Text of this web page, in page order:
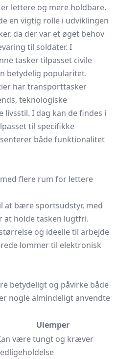
lettere og mere holdbare.
en vigtig rolle i udviklingen
da der var et øget behov
til soldater. I
tasker tilpasset civile
betydelig popularitet.
har transporttasker
teknologiske
I dag kan de findes i
til specifikke
både funktionalitet
flere rum for lettere
at bære sportsudstyr, med
holde tasken lugtfri.
og ideelle til arbejde
lommer til elektronisk
betydeligt og påvirke både
nogle almindeligt anvendte
Ulemper
være tungt og kræver